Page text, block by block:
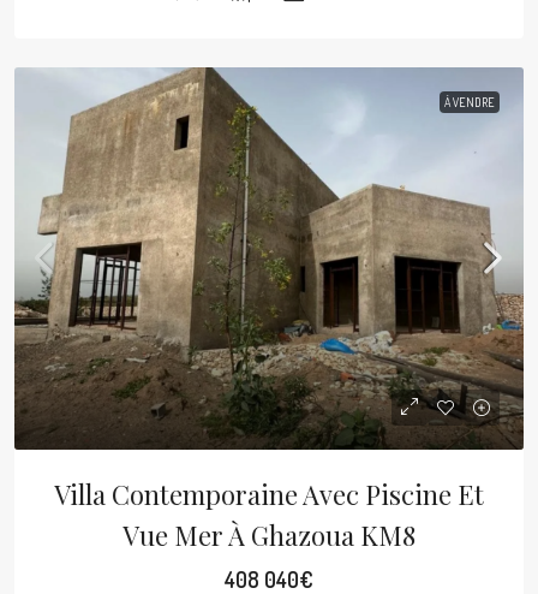
À VENDRE
Villa Contemporaine Avec Piscine Et
Vue Mer À Ghazoua KM8
408 040€